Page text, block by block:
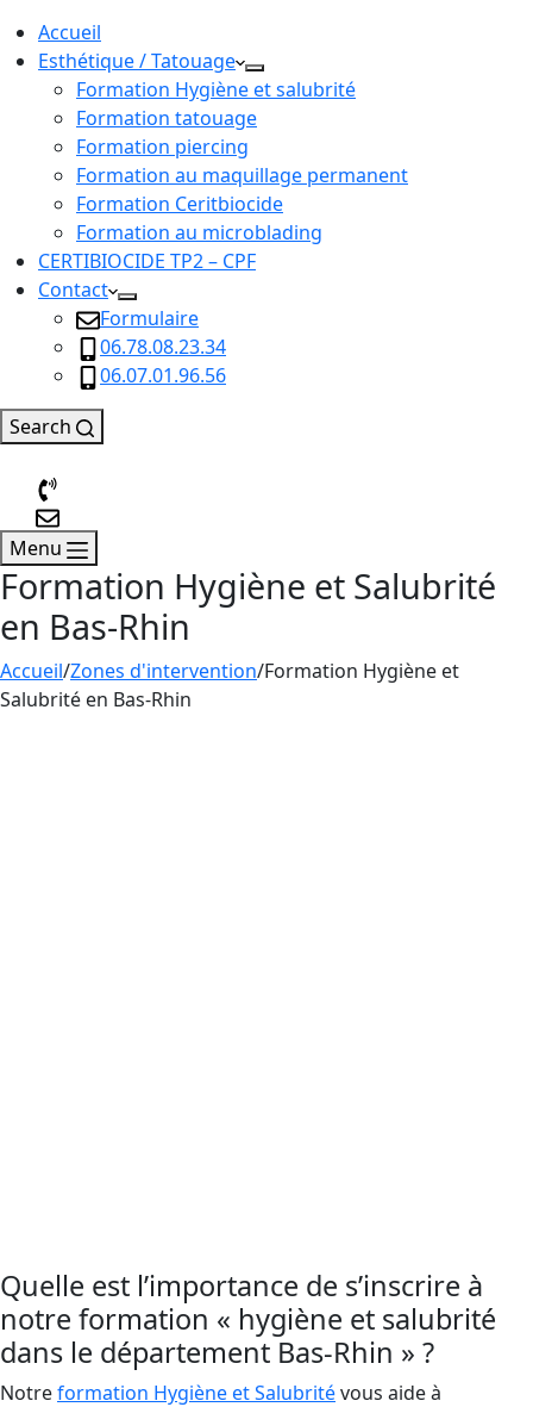
Accueil
Esthétique / Tatouage
Formation Hygiène et salubrité
Formation tatouage
Formation piercing
Formation au maquillage permanent
Formation Ceritbiocide
Formation au microblading
CERTIBIOCIDE TP2 – CPF
Contact
Formulaire
06.78.08.23.34
06.07.01.96.56
Search
Menu
Formation Hygiène et Salubrité
en Bas-Rhin
Accueil/Zones d'intervention/Formation Hygiène et
Salubrité en Bas-Rhin
Quelle est l’importance de s’inscrire à
notre formation « hygiène et salubrité
dans le département Bas-Rhin » ?
Notreformation Hygiène et Salubritévous aide à